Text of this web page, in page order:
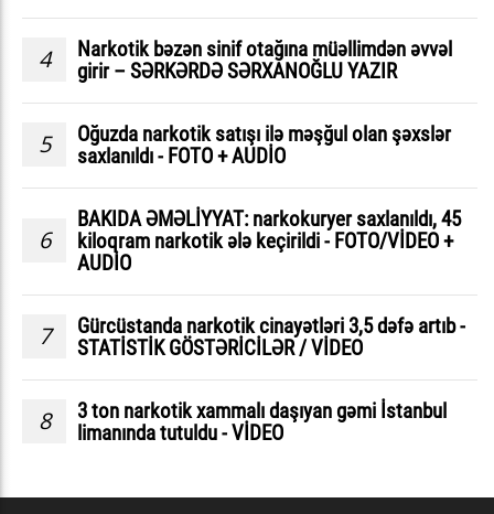
4
Narkotik bəzən sinif otağına müəllimdən əvvəl
girir – SƏRKƏRDƏ SƏRXANOĞLU YAZIR
5
Oğuzda narkotik satışı ilə məşğul olan şəxslər
saxlanıldı - FOTO + AUDİO
6
BAKIDA ƏMƏLİYYAT: narkokuryer saxlanıldı, 45
kiloqram narkotik ələ keçirildi - FOTO/VİDEO +
AUDİO
7
Gürcüstanda narkotik cinayətləri 3,5 dəfə artıb -
STATİSTİK GÖSTƏRİCİLƏR / VİDEO
8
3 ton narkotik xammalı daşıyan gəmi İstanbul
limanında tutuldu - VİDEO